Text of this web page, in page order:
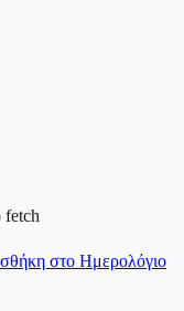
fetch
στο Ημερολόγιο